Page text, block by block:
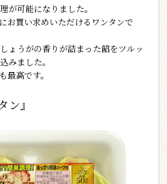
が可能になりました。
お買い求めいただけるワンタンで
ょうがの香りが詰まった餡をツルッ
みました。
最高です。
ン』